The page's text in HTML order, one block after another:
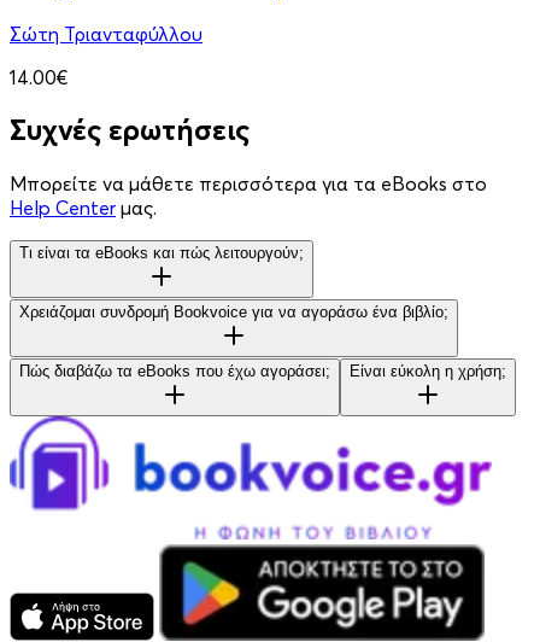
Σώτη Τριανταφύλλου
14.00€
Συχνές ερωτήσεις
Μπορείτε να μάθετε περισσότερα για τα eBooks στο
Help Center μας.
Τι είναι τα eBooks και πώς λειτουργούν;
Χρειάζομαι συνδρομή Bookvoice για να αγοράσω ένα βιβλίο;
Πώς διαβάζω τα eBooks που έχω αγοράσει; Είναι εύκολη η χρήση;